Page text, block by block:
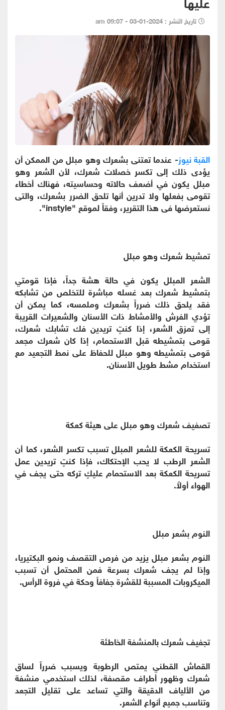
تاريخ النشر : 2024-01-03 - 09:07 am
القبة نيوز- عندما تعتنى بشعرك وهو مبلل من الممكن أن
يؤدى ذلك إلى تكسر خصلات شعرك، لأن الشعر وهو
مبلل يكون في أضعف حالاته وحساسيته، فهناك أخطاء
تقومى بفعلها ولا تدرين أنها تلحق الضرر بشعرك، والتى
نستعرضها فى هذا التقرير، وفقاً لموقع "instyle".
تمشيط شعرك وهو مبلل
الشعر المبلل يكون في حالة هشة جداً، فإذا قومتي
بتمشيط شعرك بعد غسله مباشرة للتخلص من تشابكه
فقد يلحق ذلك ضرراً بشعرك وملمسه، كما يمكن أن
تؤدي الفرش والأمشاط ذات الأسنان والشعيرات القريبة
إلى تمزق الشعر، إذا كنتٍ تريدين فك تشابك شعرك،
قومى بتمشيطه قبل الاستحمام، إذا كان شعرك مجعد
قومى بتمشيطه وهو مبلل للحفاظ على نمط التجعيد مع
استخدام مشط طويل الأسنان.
تصفيف شعرك وهو مبلل على هيئة كعكة
تسريحة الكعكة للشعر المبلل تسبب تكسر الشعر، كما أن
الشعر الرطب لا يحب الإحتكاك، فإذا كنتٍ تريدين عمل
تسريحة الكعكة بعد الاستحمام عليكٍ تركه حتى يجف في
الهواء أولاً.
النوم بشعر مبلل
النوم بشعر مبلل يزيد من فرص التقصف ونمو البكتيريا،
وإذا لم يجف شعرك بسرعة فمن المحتمل أن تسبب
الميكروبات المسببة للقشرة جفافاً وحكة في فروة الرأس.
تجفيف شعرك بالمنشفة الخاطئة
القماش القطني يمتص الرطوبة ويسبب ضرراً لساق
شعرك وظهور أطراف مقصفة، لذلك استخدمي منشفة
من الألياف الدقيقة والتي تساعد على تقليل التجعد
وتناسب جميع أنواع الشعر.